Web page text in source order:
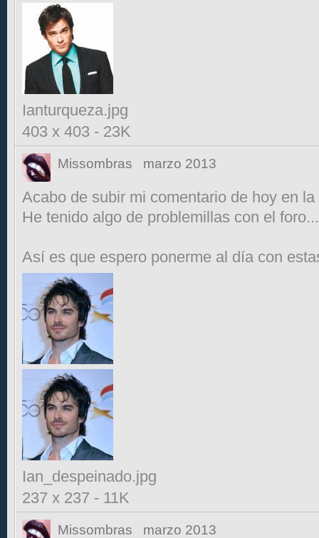
Ianturqueza.jpg
403 x 403 - 23K
Missombras marzo 2013
Acabo de subir mi comentario de hoy en
He tenido algo de problemillas con el foro...
Así es que espero ponerme al día con
Ian_despeinado.jpg
237 x 237 - 11K
Missombras marzo 2013